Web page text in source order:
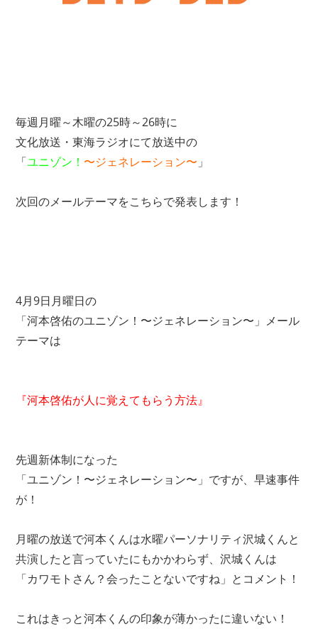
毎週月曜～木曜の25時～26時に
文化放送・東海ラジオにて放送中の
「ユニゾン！ 〜ジェネレーション〜 」
次回のメールテーマをこちらで発表します！
4月9日月曜日の
「河本啓佑のユニゾン！〜ジェネレーション〜」メール
テーマは
『河本啓佑が人に覚えてもらう方法』
先週新体制になった
「ユニゾン！〜ジェネレーション〜」ですが、早速事件
が！
月曜の放送で河本くんは水曜パーソナリティ沢城くんと
共演したと言っていたにもかかわらず、沢城くんは
「カワモトさん？会ったことないですね」とコメント！
これはきっと河本くんの印象が薄かったに違いない！